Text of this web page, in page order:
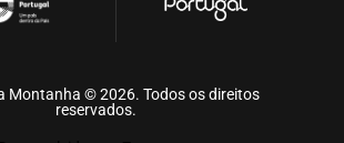
Montanha © 2026. Todos os direitos
reservados.